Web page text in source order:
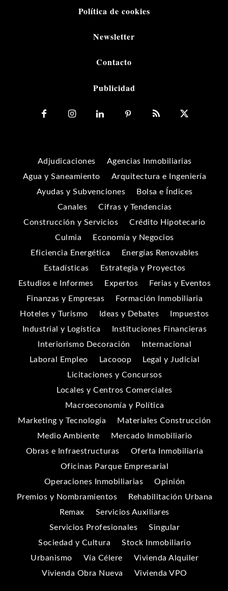
Política de cookies
Newsletter
Contacto
Publicidad
Adjudicaciones
Agencias Inmobiliarias
Agua y Saneamiento
Arquitectura e Ingeniería
Ayudas y Subvenciones
Bolsa e Índices
Canales
Cifras y Tendencias
Construcción y Servicios
Crédito Hipotecario
Culmia
Economía y Negocios
Eficiencia Energética
Energías Renovables
Estadísticas
Estrategia y Proyectos
Estudios e Informes
Expertos
Ferias y Eventos
Finanzas y Empresas
Formación Inmobiliaria
Hoteles y Turismo
Ideas y Debates
Impuestos
Industrial y Logística
Instituciones Financieras
Interiorismo Decoración
Internacional
Laboral Empleo
Lacooop
Legal y Judicial
Licitaciones y Concursos
Locales y Centros Comerciales
Macroeconomía y Política
Marketing y Tecnología
Materiales Construcción
Medio Ambiente
Mercado Inmobiliario
Obras e Infraestructuras
Oferta Inmobiliaria
Oficinas Parque Empresarial
Operaciones Inmobiliarias
Opinión
Premios y Nombramientos
Rehabilitación Urbana
Remax
Servicios Auxiliares
Servicios Profesionales
Singular
Sociedad y Cultura
Stock Inmobiliario
Urbanismo
Vía Célere
Vivienda Alquiler
Vivienda Obra Nueva
Vivienda VPO